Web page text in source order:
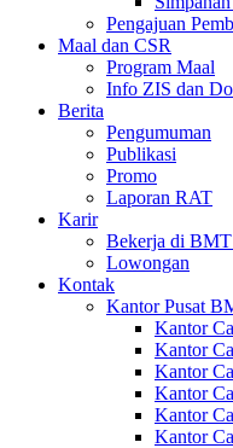
Pengajuan
Maal dan CSR
Program Maal
Info ZIS dan
Berita
Pengumuman
Publikasi
Promo
Laporan RAT
Karir
Bekerja di
Lowongan
Kontak
Kantor Pusat
Kantor
Kantor
Kantor
Kantor
Kantor
Kantor